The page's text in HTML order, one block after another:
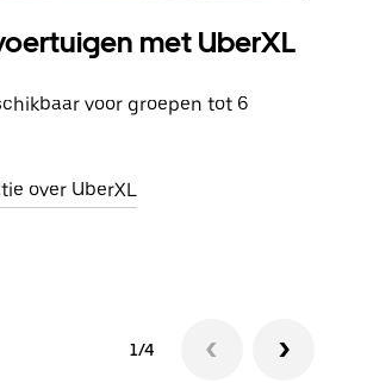
met UberXL
voor groepen tot 6
over UberXL
1/4